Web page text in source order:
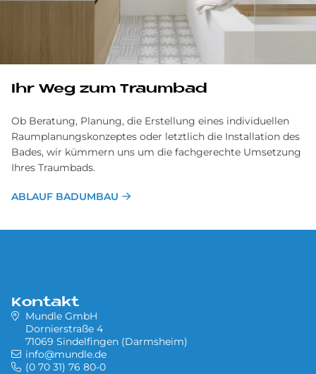
Ihr Weg zum Traum­bad
Ob Beratung, Planung, die Erstellung eines individuellen
Raumplanungskonzeptes oder letztlich die Installation des
Bades, wir kümmern uns um die fachgerechte Umsetzung
Ihres Traumbads.
ABLAUF BADUMBAU
Kontakt
Mundle GmbH
Dornierstraße 4
71069 Sindelfingen (Darmsheim)
info@mundle.de
(0 70 31) 76 80-0